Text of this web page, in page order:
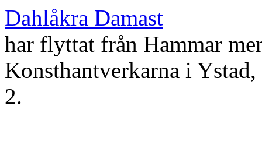
Dahlåkra Damast
har flyttat från Hammar
Konsthantverkarna i Ystad,
2.